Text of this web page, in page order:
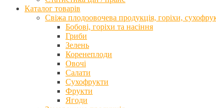
Каталог товарів
Свіжа плодоовочева продукція, горіхи,
Бобові, горіхи та насіння
Гриби
Зелень
Коренеплоди
Овочі
Салати
Сухофрукти
Фрукти
Ягоди